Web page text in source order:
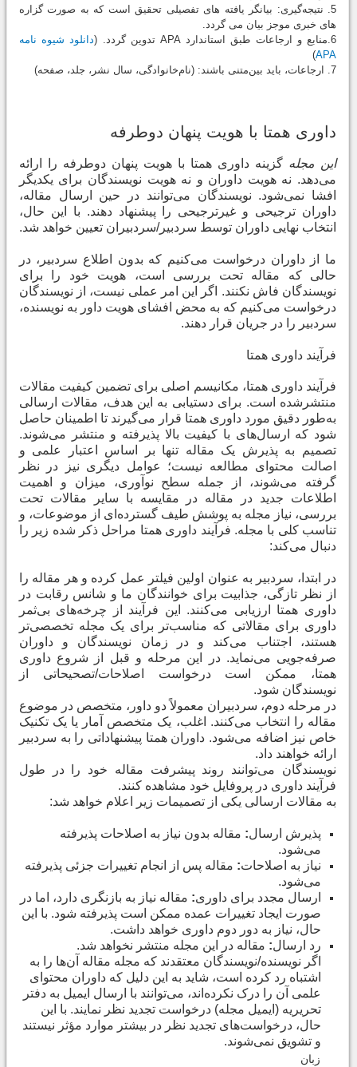
5. نتیجه‌گیری: بیانگر یافته ‏های تفصیلی تحقیق است که به صورت گزاره
‏های خبری موجز بیان می‏ گردد.
6.منابع و ارجاعات طبق استاندارد APA تدوین گردد. (
دانلود شیوه نامه
APA
)
7. ارجاعات، باید بین‌متنی باشند: (نام‌خانوادگی، سال نشر، جلد، صفحه)
داوری همتا با هویت پنهان دوطرفه
این مجلهگزینه داوری همتا با هویت پنهان دوطرفه را ارائه
می‌دهد. نه هویت داوران و نه هویت نویسندگان برای یکدیگر
افشا نمی‌شود. نویسندگان می‌توانند در حین ارسال مقاله،
داوران ترجیحی و غیرترجیحی را پیشنهاد دهند. با این حال،
انتخاب نهایی داوران توسط سردبیر/سردبیران تعیین خواهد شد.
ما از داوران درخواست می‌کنیم که بدون اطلاع سردبیر، در
حالی که مقاله تحت بررسی است، هویت خود را برای
نویسندگان فاش نکنند. اگر این امر عملی نیست، از نویسندگان
درخواست می‌کنیم که به محض افشای هویت داور به نویسنده،
سردبیر را در جریان قرار دهند.
فرآیند داوری همتا
فرآیند داوری همتا، مکانیسم اصلی برای تضمین کیفیت مقالات
منتشرشده است. برای دستیابی به این هدف، مقالات ارسالی
به‌طور دقیق مورد داوری همتا قرار می‌گیرند تا اطمینان حاصل
شود که ارسال‌های با کیفیت بالا پذیرفته و منتشر می‌شوند.
تصمیم به پذیرش یک مقاله تنها بر اساس اعتبار علمی و
اصالت محتوای مطالعه نیست؛ عوامل دیگری نیز در نظر
گرفته می‌شوند، از جمله سطح نوآوری، میزان و اهمیت
اطلاعات جدید در مقاله در مقایسه با سایر مقالات تحت
بررسی، نیاز مجله به پوشش طیف گسترده‌ای از موضوعات، و
تناسب کلی با مجله. فرآیند داوری همتا مراحل ذکر شده زیر را
دنبال می‌کند:
در ابتدا، سردبیر به عنوان اولین فیلتر عمل کرده و هر مقاله را
از نظر تازگی، جذابیت برای خوانندگان ما و شانس رقابت در
داوری همتا ارزیابی می‌کنند. این فرآیند از چرخه‌های بی‌ثمر
داوری برای مقالاتی که مناسب‌تر برای یک مجله تخصصی‌تر
هستند، اجتناب می‌کند و در زمان نویسندگان و داوران
صرفه‌جویی می‌نماید. در این مرحله و قبل از شروع داوری
همتا، ممکن است درخواست اصلاحات/تصحیحاتی از
نویسندگان شود.
در مرحله دوم، سردبیران معمولاً دو داور، متخصص در موضوع
مقاله را انتخاب می‌کنند. اغلب، یک متخصص آمار یا یک تکنیک
خاص نیز اضافه می‌شود. داوران همتا پیشنهاداتی را به سردبیر
ارائه خواهند داد.
نویسندگان می‌توانند روند پیشرفت مقاله خود را در طول
فرآیند داوری در پروفایل خود مشاهده کنند.
به مقالات ارسالی یکی از تصمیمات زیر اعلام خواهد شد:
پذیرش ارسال: مقاله بدون نیاز به اصلاحات پذیرفته
می‌شود.
نیاز به اصلاحات: مقاله پس از انجام تغییرات جزئی پذیرفته
می‌شود.
ارسال مجدد برای داوری: مقاله نیاز به بازنگری دارد، اما در
صورت ایجاد تغییرات عمده ممکن است پذیرفته شود. با این
حال، نیاز به دور دوم داوری خواهد داشت.
رد ارسال: مقاله در این مجله منتشر نخواهد شد.
اگر نویسنده/نویسندگان معتقدند که مجله مقاله آن‌ها را به
اشتباه رد کرده است، شاید به این دلیل که داوران محتوای
علمی آن را درک نکرده‌اند، می‌توانند با ارسال ایمیل به دفتر
تحریریه (ایمیل مجله) درخواست تجدید نظر نمایند. با این
حال، درخواست‌های تجدید نظر در بیشتر موارد مؤثر نیستند
و تشویق نمی‌شوند.
زبان